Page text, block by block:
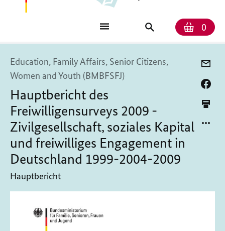
Search
publications
0
Education, Family Affairs, Senior Citizens,
Women and Youth (BMBFSFJ)
Hauptbericht des
Freiwilligensurveys 2009 -
Zivilgesellschaft, soziales Kapital
und freiwilliges Engagement in
Deutschland 1999-2004-2009
Hauptbericht